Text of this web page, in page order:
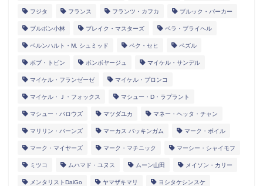
フジタ フランス フランツ・カフカ ブルック・バーカー
ブルボン小林 ブレイク・マスターズ ベラ・ブライヘル
ベルンハルト・M. シュミッド ペク・セヒ ペズル
ボブ・トビン ボンボヤージュ マイケル・サンデル
マイケル・フランゼーゼ マイケル・プロンコ
マイケル・Ｊ・フォックス マシュー・D・ラプラント
マシュー・バロウズ マツダユカ マネー・ヘッタ・チャン
マリリン・バーンズ マーカス バッキンガム マーク・ボイル
マーク・マイヤーズ マーク・マチニック マーシー・シャイモフ
ミツコ ムハマド・ユヌス ムーン山田 メイソン・カリー
メンタリストDaiGo ヤマザキマリ ヨシタケシンスケ